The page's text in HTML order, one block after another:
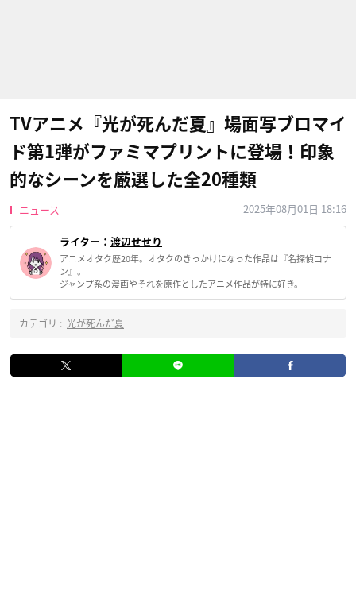
TVアニメ『光が死んだ夏』場面写ブロマイ
ド第1弾がファミマプリントに登場！印象
的なシーンを厳選した全20種類
ニュース 2025年08月01日 18:16
ライター： 渡辺せせり
アニメオタク歴20年。オタクのきっかけになった作品は『名探偵コナ
ン』。
ジャンプ系の漫画やそれを原作としたアニメ作品が特に好き。
カテゴリ : 光が死んだ夏